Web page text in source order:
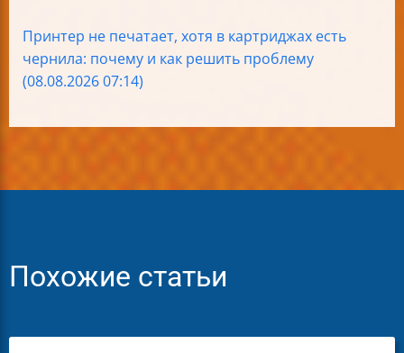
Принтер не печатает, хотя в картриджах есть
чернила: почему и как решить проблему
(08.08.2026 07:14)
Похожие статьи